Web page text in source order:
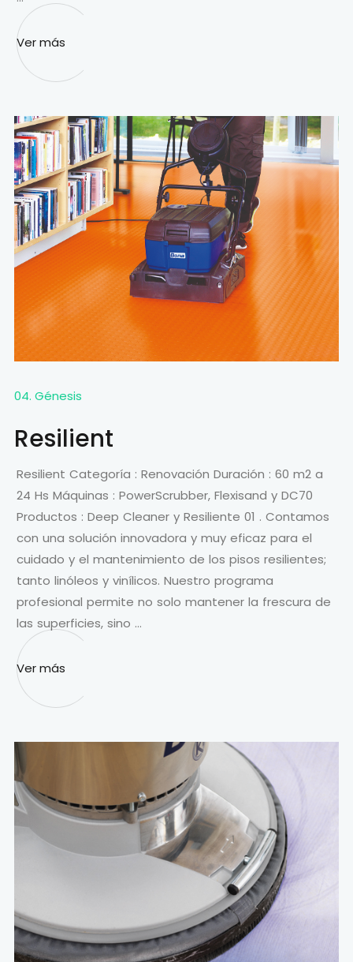
Ver más
04. Génesis
Resilient
Resilient Categoría : Renovación Duración : 60 m2 a
24 Hs Máquinas : PowerScrubber, Flexisand y DC70
Productos : Deep Cleaner y Resiliente 01 . Contamos
con una solución innovadora y muy eficaz para el
cuidado y el mantenimiento de los pisos resilientes;
tanto linóleos y vinílicos. Nuestro programa
profesional permite no solo mantener la frescura de
las superficies, sino …
Ver más